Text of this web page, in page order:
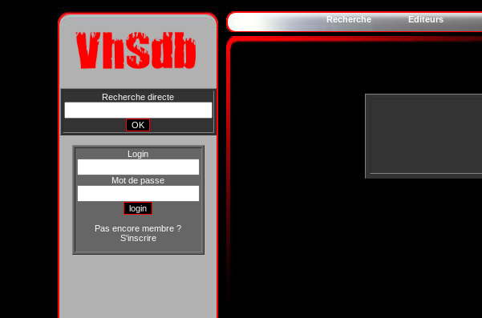
Recherche directe
Login
Mot de passe
Pas encore membre ?
S'inscrire
Recherche Editeurs